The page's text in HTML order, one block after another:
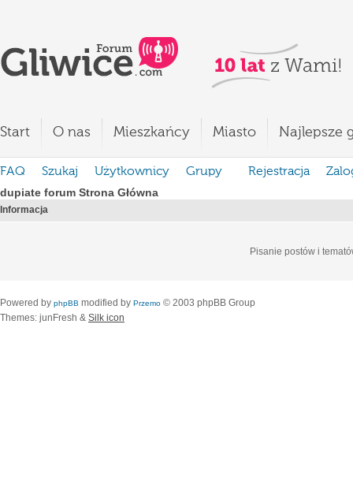
Start O nas Mieszkańcy Miasto Najlepsze
FAQ Szukaj Użytkownicy Grupy Rejestracja
dupiate forum Strona Główna
Informacja
Pisanie postów i
Powered by phpBB modified by Przemo © 2003 phpBB Group
Themes: junFresh & Silk icon